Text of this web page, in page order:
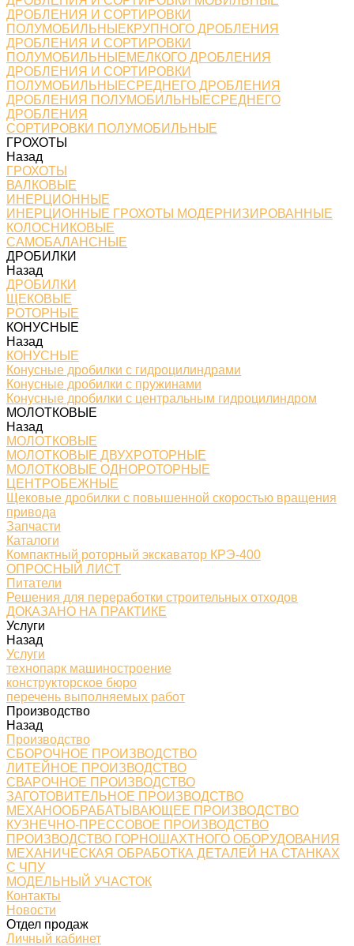
ДРОБЛЕНИЯ И СОРТИРОВКИ
ПОЛУМОБИЛЬНЫЕКРУПНОГО ДРОБЛЕНИЯ
ДРОБЛЕНИЯ И СОРТИРОВКИ
ПОЛУМОБИЛЬНЫЕМЕЛКОГО ДРОБЛЕНИЯ
ДРОБЛЕНИЯ И СОРТИРОВКИ
ПОЛУМОБИЛЬНЫЕСРЕДНЕГО ДРОБЛЕНИЯ
ДРОБЛЕНИЯ ПОЛУМОБИЛЬНЫЕСРЕДНЕГО
ДРОБЛЕНИЯ
СОРТИРОВКИ ПОЛУМОБИЛЬНЫЕ
ГРОХОТЫ
Назад
ГРОХОТЫ
ВАЛКОВЫЕ
ИНЕРЦИОННЫЕ
ИНЕРЦИОННЫЕ ГРОХОТЫ МОДЕРНИЗИРОВАННЫЕ
КОЛОСНИКОВЫЕ
САМОБАЛАНСНЫЕ
ДРОБИЛКИ
Назад
ДРОБИЛКИ
ЩЕКОВЫЕ
РОТОРНЫЕ
КОНУСНЫЕ
Назад
КОНУСНЫЕ
Конусные дробилки с гидроцилиндрами
Конусные дробилки с пружинами
Конусные дробилки с центральным гидроцилиндром
МОЛОТКОВЫЕ
Назад
МОЛОТКОВЫЕ
МОЛОТКОВЫЕ ДВУХРОТОРНЫЕ
МОЛОТКОВЫЕ ОДНОРОТОРНЫЕ
ЦЕНТРОБЕЖНЫЕ
Щековые дробилки с повышенной скоростью вращения
привода
Запчасти
Каталоги
Компактный роторный экскаватор КРЭ-400
ОПРОСНЫЙ ЛИСТ
Питатели
Решения для переработки строительных отходов
ДОКАЗАНО НА ПРАКТИКЕ
Услуги
Назад
Услуги
технопарк машиностроение
конструкторское бюро
перечень выполняемых работ
Производство
Назад
Производство
СБОРОЧНОЕ ПРОИЗВОДСТВО
ЛИТЕЙНОЕ ПРОИЗВОДСТВО
СВАРОЧНОЕ ПРОИЗВОДСТВО
ЗАГОТОВИТЕЛЬНОЕ ПРОИЗВОДСТВО
МЕХАНООБРАБАТЫВАЮЩЕЕ ПРОИЗВОДСТВО
КУЗНЕЧНО-ПРЕССОВОЕ ПРОИЗВОДСТВО
ПРОИЗВОДСТВО ГОРНОШАХТНОГО ОБОРУДОВАНИЯ
МЕХАНИЧЕСКАЯ ОБРАБОТКА ДЕТАЛЕЙ НА СТАНКАХ
С ЧПУ
МОДЕЛЬНЫЙ УЧАСТОК
Контакты
Новости
Отдел продаж
Личный кабинет